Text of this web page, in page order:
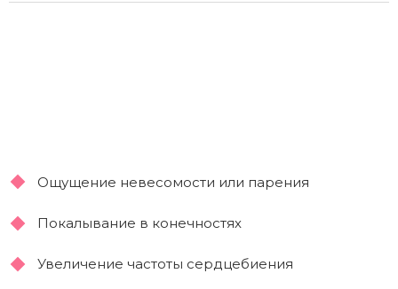
Ощущение невесомости или парения
Покалывание в конечностях
Увеличение частоты сердцебиения